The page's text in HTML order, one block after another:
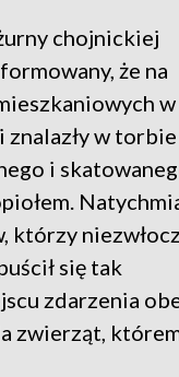
chojnickiej
że na
w
w
i
którzy
się tak
zdarzenia
zwierząt,